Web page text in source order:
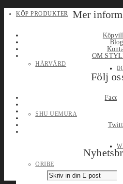
KÖP PRODUKTER
HÅRVÅRD
SHU UEMURA
ORIBE
Mer
OM
Följ